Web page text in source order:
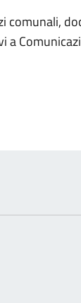
comunali,
a